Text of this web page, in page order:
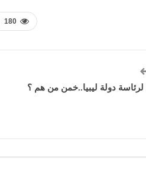
180
لرئاسة دولة ليبيا..خمن من هم ؟